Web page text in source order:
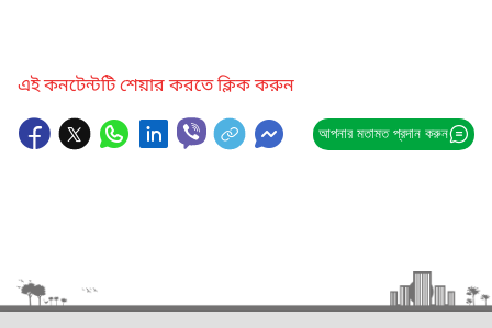
এই কনটেন্টটি শেয়ার করতে ক্লিক করুন
আপনার মতামত প্রদান করুন